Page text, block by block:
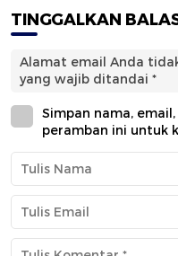
TINGGALKAN
Alamat email Anda
yang wajib ditandai *
Simpan nama,
peramban ini untuk